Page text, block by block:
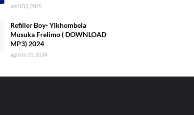
abril 03, 2025
Refiller Boy- Yikhombela
Musuka Frelimo ( DOWNLOAD
MP3) 2024
agosto 31, 2024